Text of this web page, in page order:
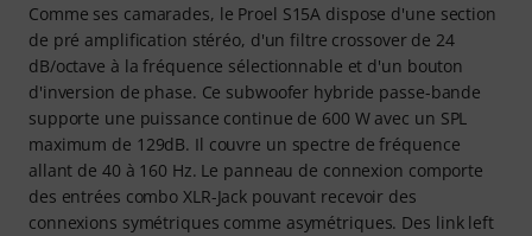
Comme ses camarades, le Proel S15A dispose d'une section
de pré amplification stéréo, d'un filtre crossover de 24
dB/octave à la fréquence sélectionnable et d'un bouton
d'inversion de phase. Ce subwoofer hybride passe-bande
supporte une puissance continue de 600 W avec un SPL
maximum de 129dB. Il couvre un spectre de fréquence
allant de 40 à 160 Hz. Le panneau de connexion comporte
des entrées combo XLR-Jack pouvant recevoir des
connexions symétriques comme asymétriques. Des link left